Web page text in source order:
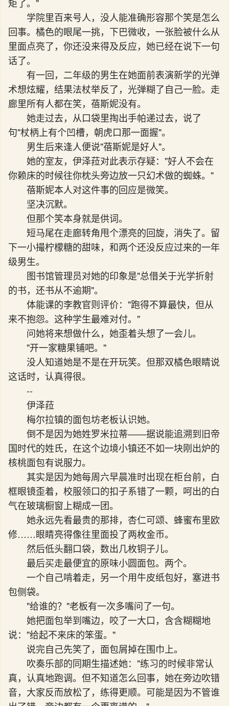
矩了。"
学院里百来号人，没人能准确形容那个笑是怎么
回事。橘色的眼尾一挑，下巴微收，一张脸被什么从
里面点亮了，你还没来得及反应，她已经在说下一句
话了。
有一回，二年级的男生在她面前表演新学的光弹
术想炫耀，结果法杖举反了，光弹糊了自己一脸。走
廊里所有人都在笑，蓓斯妮没有。
她走过去，从口袋里掏出手帕递过去，说了
句"杖柄上有个凹槽，朝虎口那一面握"。
男生后来逢人便说"蓓斯妮是好人"。
她的室友，伊泽菈对此表示存疑："好人不会在
你赖床的时候往你枕头旁边放一只幻术做的蜘蛛。"
蓓斯妮本人对这件事的回应是微笑。
坚决沉默。
但那个笑本身就是供词。
短马尾在走廊转角甩个漂亮的回旋，消失了。留
下一小撮柠檬糖的甜味，和两个还没反应过来的一年
级男生。
图书馆管理员对她的印象是"总借关于光学折射
的书，还书从不逾期"。
体能课的李教官则评价："跑得不算最快，但从
来不抱怨。这种学生最难对付。"
问她将来想做什么，她歪着头想了一会儿。
"开一家糖果铺吧。"
没人知道她是不是在开玩笑。但那双橘色眼睛说
这话时，认真得很。
--
伊泽菈
梅尔拉镇的面包坊老板认识她。
倒不是因为她姓罗米拉蒂——据说能追溯到旧帝
国时代的姓氏，在这个边境小镇还不如一块刚出炉的
核桃面包有说服力。
其实是因为她每周六早晨准时出现在柜台前，白
框眼镜歪着，校服领口的扣子系错了一颗，呵出的白
气在玻璃橱窗上糊成一团。
她永远先看最贵的那排，杏仁可颂、蜂蜜布里欧
修……眼睛亮得像往里面投了两枚金币。
然后低头翻口袋，数出几枚铜子儿。
最后买走最便宜的原味小圆面包。两个。
一个自己啃着走，另一个用牛皮纸包好，塞进书
包侧袋。
"给谁的？"老板有一次多嘴问了一句。
她把面包举到嘴边，咬了一大口，含含糊糊地
说："给起不来床的笨蛋。"
说完自己先笑了，面包屑掉在围巾上。
吹奏乐部的同期生描述她："练习的时候非常认
真，认真地跑调。但不知道怎么回事，她在旁边吹错
音，大家反而放松了，练得更顺。可能是因为不管谁